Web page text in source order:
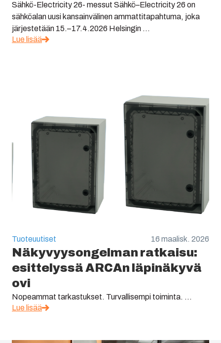
Sähkö-Electricity 26- messut Sähkö–Electricity 26 on
sähköalan uusi kansainvälinen ammattitapahtuma, joka
järjestetään 15.–17.4.2026 Helsingin ...
Lue lisää
Tuoteuutiset 16 maalisk. 2026
Näkyvyysongelman ratkaisu:
esittelyssä ARCAn läpinäkyvä
ovi
Nopeammat tarkastukset. Turvallisempi toiminta. ...
Lue lisää